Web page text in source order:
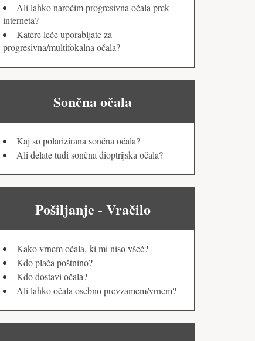
Ali lahko naročim progresivna očala prek
interneta?
Katere leče uporabljate za
progresivna/multifokalna očala?
Sončna očala
Kaj so polarizirana sončna očala?
Ali delate tudi sončna dioptrijska očala?
Pošiljanje - Vračilo
Kako vrnem očala, ki mi niso všeč?
Kdo plača poštnino?
Kdo dostavi očala?
Ali lahko očala osebno prevzamem/vrnem?